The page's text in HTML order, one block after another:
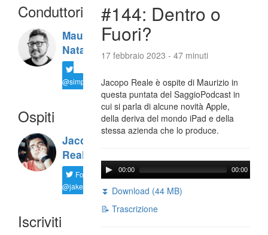
Conduttori
Maurizio
Natali
@simplemal
Ospiti
Jacopo
Reale
Follow
@jakereale
Iscriviti
#144: Dentro o
Fuori?
17 febbraio 2023 - 47 minuti
Jacopo Reale è ospite di Maurizio in
questa puntata del SaggioPodcast in
cui si parla di alcune novità Apple,
della deriva del mondo iPad e della
stessa azienda che lo produce.
00:00 00:00
⏬ Download (44 MB)
📝 Trascrizione